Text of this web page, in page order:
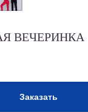
ВЕЧЕРИНКА
Заказать